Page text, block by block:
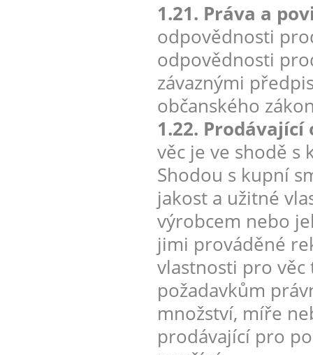
1.21. Práva a
odpovědnosti
odpovědnosti
závaznými
občanského
1.22.
věc je ve shodě s
Shodou s kupní
jakost a užitné
výrobcem nebo
jimi prováděné
vlastnosti pro
požadavkům
množství, míře
prodávající pro